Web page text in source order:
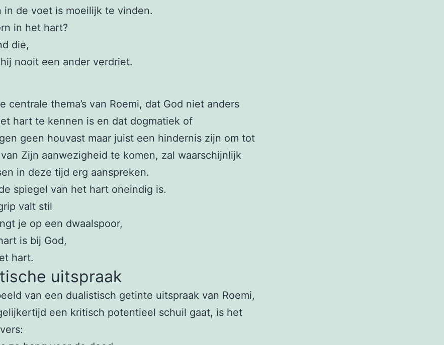
in de voet is moeilijk te vinden.
in het hart?
die,
nooit een ander verdriet.
centrale thema’s van Roemi, dat God niet anders
hart te kennen is en dat dogmatiek of
geen houvast maar juist een hindernis zijn om tot
Zijn aanwezigheid te komen, zal waarschijnlijk
in deze tijd erg aanspreken.
spiegel van het hart oneindig is.
valt stil
je op een dwaalspoor,
is bij God,
hart.
uitspraak
van een dualistisch getinte uitspraak van Roemi,
een kritisch potentieel schuil gaat, is het